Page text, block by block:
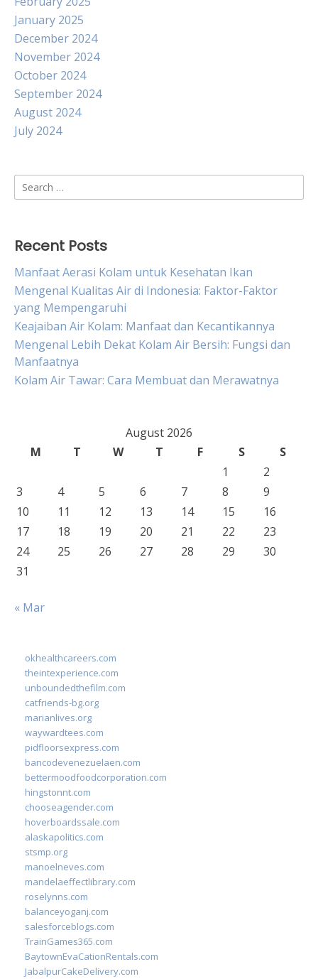
January 2025
December 2024
November 2024
October 2024
September 2024
August 2024
July 2024
Search
for:
Recent Posts
Manfaat Aerasi Kolam untuk Kesehatan Ikan
Mengenal Kualitas Air di Indonesia: Faktor-Faktor
yang Mempengaruhi
Keajaiban Air Kolam: Manfaat dan Kecantikannya
Mengenal Lebih Dekat Kolam Air Bersih: Fungsi dan
Manfaatnya
Kolam Air Tawar: Cara Membuat dan Merawatnya
August 2026
M
T W T F S
S
1
2
3
4 5 6 7 8
9
10
11 12 13 14 15
16
17
18 19 20 21 22
23
24
25 26 27 28 29
30
31
« Mar
okhealthcareers.com
theintexperience.com
unboundedthefilm.com
catfriends-bg.org
marianlives.org
waywardtees.com
pidfloorsexpress.com
bancodevenezuelaen.com
bettermoodfoodcorporation.com
hingstonnt.com
chooseagender.com
hoverboardssale.com
alaskapolitics.com
stsmp.org
manoelneves.com
mandelaeffectlibrary.com
roselynns.com
balanceyoganj.com
salesforceblogs.com
TrainGames365.com
BaytownEvaCationRentals.com
JabalpurCakeDelivery.com